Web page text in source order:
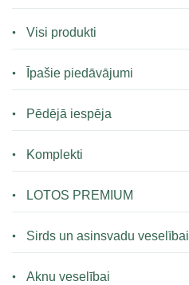
Visi produkti
Īpašie piedāvājumi
Pēdējā iespēja
Komplekti
LOTOS PREMIUM
Sirds un asinsvadu veselībai
Aknu veselībai